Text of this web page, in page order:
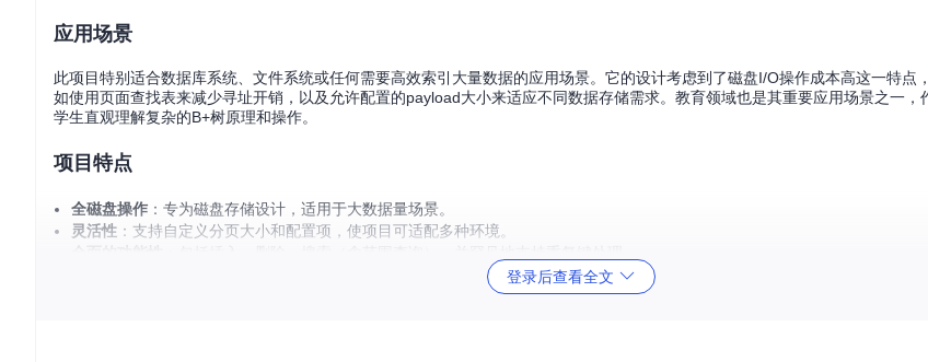
应用场景
此项目特别适合数据库系统、文件系统或任何需要高效索引大量数据的应用场景。它的设计考虑到了磁盘I/O操作成本高这一特点
如使用页面查找表来减少寻址开销，以及允许配置的payload大小来适应不同数据存储需求。教育领域也是其重要应用场景之一，
学生直观理解复杂的B+树原理和操作。
项目特点
全磁盘操作 ：专为磁盘存储设计，适用于大数据量场景。
灵活性 ：支持自定义分页大小和配置项，使项目可适配多种环境。
：良好注释的代码，交互式菜单，以及JUnit测试，便于快速上手和验证。
：简化版设计保留核心功能，不失清晰度，适合学习与研究。
登录后查看全文